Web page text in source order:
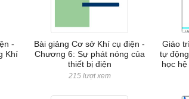
-
Khí
Bài giảng Cơ sở Khí cụ điện -
Chương 6: Sự phát nóng của
thiết bị điện
215 lượt xem
Giáo
tự
học